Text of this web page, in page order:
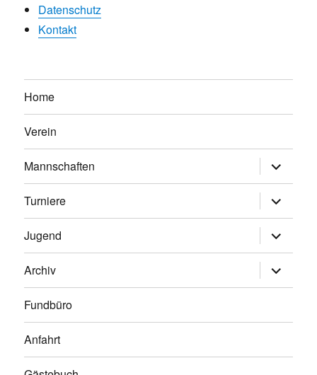
Datenschutz
Kontakt
Home
Verein
Mannschaften
anzeigen
Turniere
anzeigen
Jugend
anzeigen
Archiv
anzeigen
Fundbüro
Anfahrt